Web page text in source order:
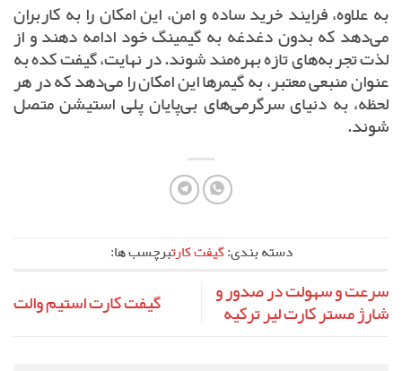
به علاوه، فرایند خرید ساده و امن، این امکان را به کاربران
می‌دهد که بدون دغدغه به گیمینگ خود ادامه دهند و از
لذت تجربه‌های تازه بهره‌مند شوند. در نهایت، گیفت کده به
عنوان منبعی معتبر، به گیمرها این امکان را می‌دهد که در هر
لحظه، به دنیای سرگرمی‌های بی‌پایان پلی استیشن متصل
شوند.
دسته بندی:گیفت کارتبرچسب ها:
سرعت و سهولت در صدور و
شارژ مستر کارت لیر ترکیه
گیفت کارت استیم والت